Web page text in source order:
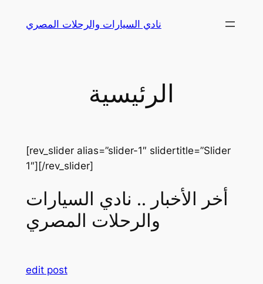
نادي السيارات والرحلات المصري
الرئيسية
[rev_slider alias=”slider-1″ slidertitle=”Slider
1″][/rev_slider]
أخر الأخبار .. نادي السيارات
والرحلات المصري
edit post